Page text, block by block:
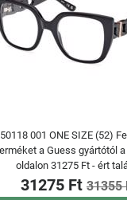
001 ONE SIZE (52)
a Guess gyártótól
oldalon 31275 Ft - ért
31275 Ft 31355